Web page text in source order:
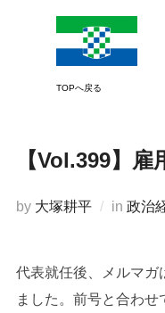
【Vol.399】
by 大塚耕平 in 政治
代表就任後、メルマガ
ました。前号と合わせ